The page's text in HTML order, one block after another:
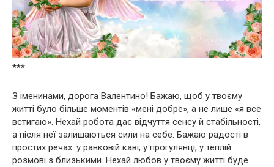
***
З іменинами, дорога Валентино! Бажаю, щоб у твоєму
житті було більше моментів «мені добре», а не лише «я все
встигаю». Нехай робота дає відчуття сенсу й стабільності,
а після неї залишаються сили на себе. Бажаю радості в
простих речах: у ранковій каві, у прогулянці, у теплій
розмові з близькими. Нехай любов у твоєму житті буде